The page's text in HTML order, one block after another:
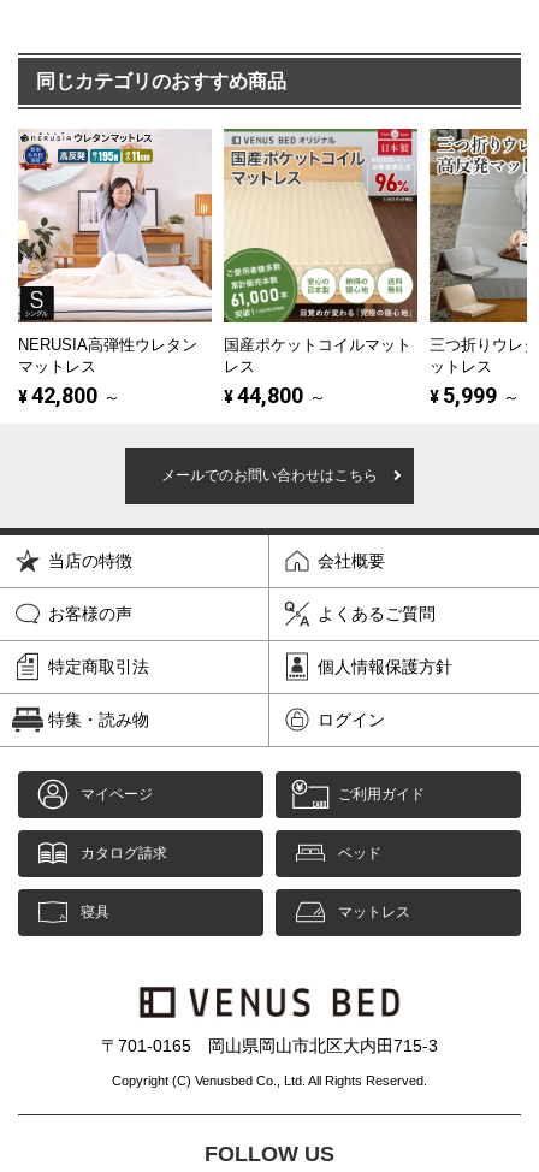
同じカテゴリのおすすめ商品
NERUSIA高弾性ウレタン
マットレス
¥42,800 ～
国産ポケットコイルマット
レス
¥44,800 ～
三つ折りウレ
ットレス
¥ 5,999 ～
メールでのお問い合わせはこちら
当店の特徴 会社概要
お客様の声 よくあるご質問
特定商取引法 個人情報保護方針
特集・読み物 ログイン
マイページ ご利用ガイド
カタログ請求 ベッド
寝具 マットレス
〒701-0165 岡山県岡山市北区大内田715-3
Copyright (C) Venusbed Co., Ltd. All Rights Reserved.
FOLLOW US